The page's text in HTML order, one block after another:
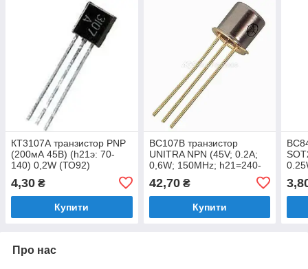
КТ3107А транзистор PNP
(200мА 45В) (h21э: 70-
140) 0,2W (ТО92)
4,30 ₴
Купити
BC107B транзистор
UNITRA NPN (45V; 0.2А;
0,6W; 150MHz; h21=240-
42,70₴
Купити
Про нас